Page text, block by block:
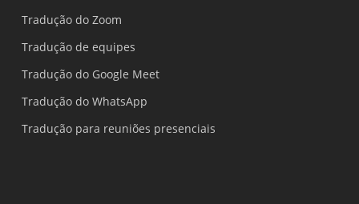
Tradução do Zoom
Tradução de equipes
Tradução do Google Meet
Tradução do WhatsApp
Tradução para reuniões presenciais